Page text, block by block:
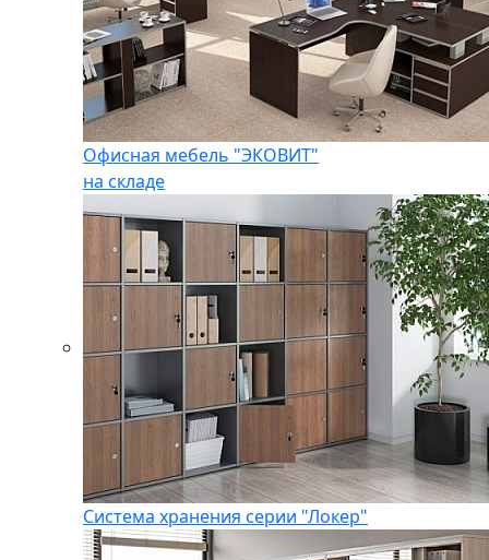
Офисная мебель "ЭКОВИТ"
на складе
Система хранения серии "Локер"